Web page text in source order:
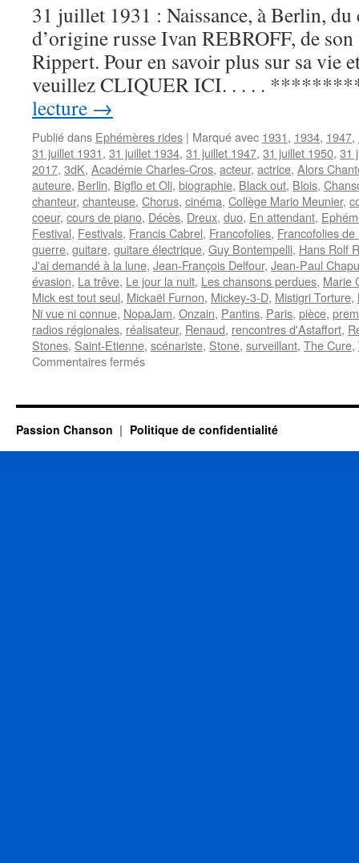
31 juillet 1931 : Naissance, à Berlin, du
d’origine russe Ivan REBROFF, de
Rippert. Pour en savoir plus sur sa vie
veuillez CLIQUER ICI. . . . .
lecture →
Publié dans Ephémères rides | Marqué avec 1931, 1934, 1947,
31 juillet 1931, 31 juillet 1934, 31 juillet 1947, 31 juillet 1950, 31
2017, 3dK, Académie Charles-Cros, acteur, actrice, Alors
auteure, Berlin, Bigflo et Oli, biographie, Black out, Blois,
chanteur, chanteuse, Chorus, cinéma, Collège Mario Meunier,
coeur, cours de piano, Décès, Dreux, duo, En attendant,
Festival, Festivals, Francis Cabrel, Francofolies, Francofolies
guerre, guitare, guitare électrique, Guy Bontempelli, Hans Rolf
J'ai demandé à la lune, Jean-François Delfour, Jean-Paul
évasion, La trêve, Le jour la nuit, Les chansons perdues, Marie
Mick est tout seul, Mickaël Furnon, Mickey-3-D, Mistigri Torture,
Ni vue ni connue, NopaJam, Onzain, Pantins, Paris, pièce,
radios régionales, réalisateur, Renaud, rencontres d'Astaffort,
Stones, Saint-Etienne, scénariste, Stone, surveillant, The Cure,
Commentaires ferméssur
Passion Chanson Politique de confidentialité